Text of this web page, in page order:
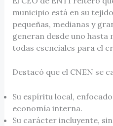
municipio está en su
pequeñas, medianas y
generan desde uno hasta
todas esenciales para el
Destacó que el CNEN se
Su espíritu local,
economía interna.
Su carácter incluyente,